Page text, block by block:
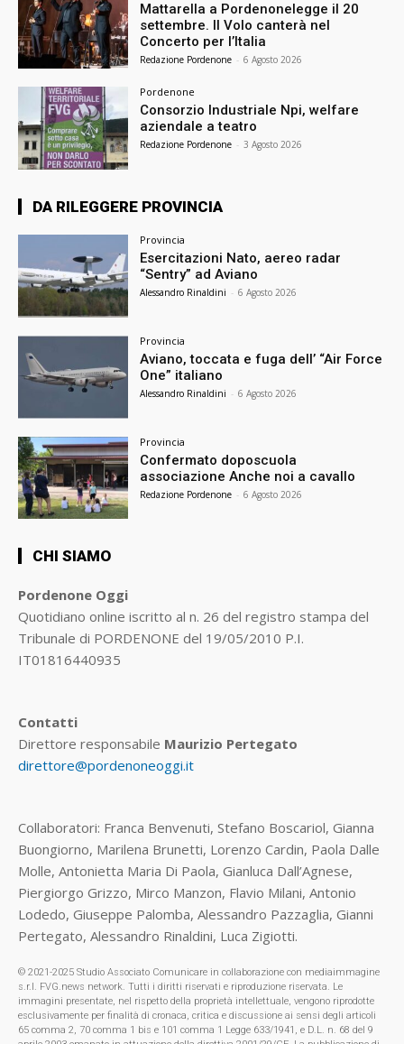
Mattarella a Pordenonelegge il 20
settembre. Il Volo canterà nel
Concerto per l’Italia
Redazione Pordenone - 6 Agosto 2026
Pordenone
Consorzio Industriale Npi, welfare
aziendale a teatro
Redazione Pordenone - 3 Agosto 2026
DA RILEGGERE PROVINCIA
Provincia
Esercitazioni Nato, aereo radar
“Sentry” ad Aviano
Alessandro Rinaldini - 6 Agosto 2026
Provincia
Aviano, toccata e fuga dell’ “Air Force
One” italiano
Alessandro Rinaldini - 6 Agosto 2026
Provincia
Confermato doposcuola
associazione Anche noi a cavallo
Redazione Pordenone - 6 Agosto 2026
CHI SIAMO
Pordenone Oggi
Quotidiano online iscritto al n. 26 del registro stampa del
Tribunale di PORDENONE del 19/05/2010 P.I.
IT01816440935
Contatti
Direttore responsabile Maurizio Pertegato
direttore@pordenoneoggi.it
Collaboratori: Franca Benvenuti, Stefano Boscariol, Gianna
Buongiorno, Marilena Brunetti, Lorenzo Cardin, Paola Dalle
Molle, Antonietta Maria Di Paola, Gianluca Dall’Agnese,
Piergiorgo Grizzo, Mirco Manzon, Flavio Milani, Antonio
Lodedo, Giuseppe Palomba, Alessandro Pazzaglia, Gianni
Pertegato, Alessandro Rinaldini, Luca Zigiotti.
© 2021-2025 Studio Associato Comunicare in collaborazione con mediaimmagine
s.r.l. FVG.news network. Tutti i diritti riservati e riproduzione riservata. Le
immagini presentate, nel rispetto della proprietà intellettuale, vengono riprodotte
esclusivamente per finalità di cronaca, critica e discussione ai sensi degli articoli
65 comma 2, 70 comma 1 bis e 101 comma 1 Legge 633/1941, e D.L. n. 68 del 9